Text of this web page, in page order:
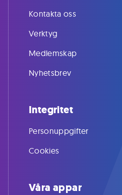
Kontakta oss
Verktyg
Medlemskap
Nyhetsbrev
Integritet
Personuppgifter
Cookies
Våra appar